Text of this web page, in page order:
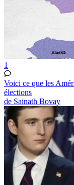
1
Voici ce que les
élections
de Sainath Bovay